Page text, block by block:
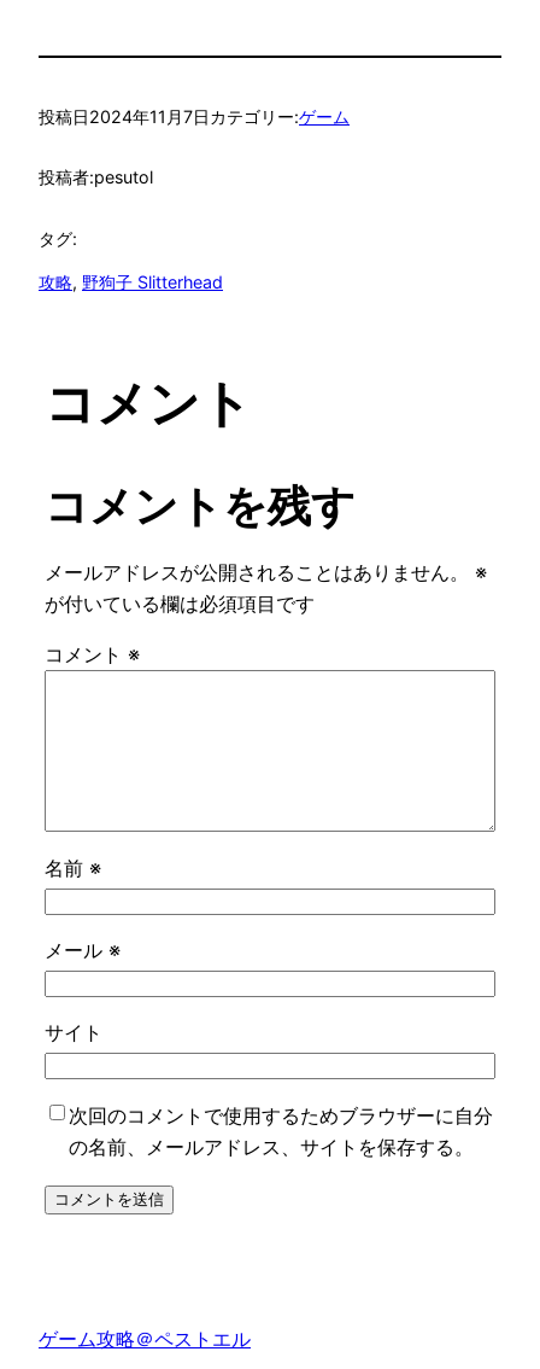
投稿日2024年11月7日カテゴリー:ゲーム
投稿者:pesutol
タグ:
攻略, 野狗子 Slitterhead
コメント
コメントを残す
メールアドレスが公開されることはありません。
※
が付いている欄は必須項目です
コメント ※
名前 ※
メール ※
サイト
次回のコメントで使用するためブラウザーに自分
の名前、メールアドレス、サイトを保存する。
ゲーム攻略＠ペストエル